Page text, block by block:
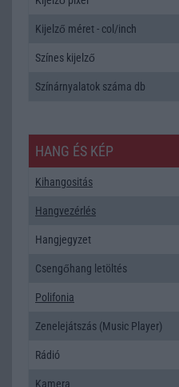
Kijelző méret - col/inch
Színes kijelző
Színárnyalatok száma db
HANG ÉS KÉP
Kihangositás
Hangvezérlés
Hangjegyzet
Csengőhang letöltés
Polifonia
Zenelejátszás (Music Player)
Rádió
Kamera